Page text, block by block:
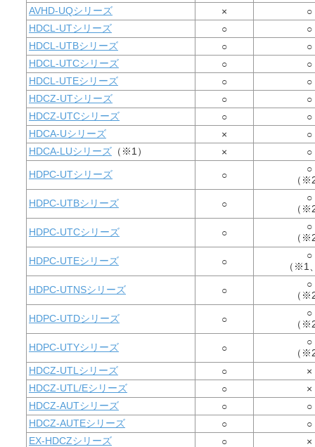
AVHD-UQシリーズ
×
○
HDCL-UTシリーズ
○
○
HDCL-UTBシリーズ
○
○
HDCL-UTCシリーズ
○
○
HDCL-UTEシリーズ
○
○
HDCZ-UTシリーズ
○
○
HDCZ-UTCシリーズ
○
○
HDCA-Uシリーズ
×
○
HDCA-LUシリーズ （※1） ×
○
HDPC-UTシリーズ
○
○
（
HDPC-UTBシリーズ ○
○
（
HDPC-UTCシリーズ ○
○
（
HDPC-UTEシリーズ ○
○
（※1
HDPC-UTNSシリーズ ○
○
（
HDPC-UTDシリーズ ○
○
（
HDPC-UTYシリーズ ○
○
（
HDCZ-UTLシリーズ
○
×
HDCZ-UTL/Eシリーズ
○
×
HDCZ-AUTシリーズ
○
○
HDCZ-AUTEシリーズ
○
○
EX-HDCZシリーズ
○ ×